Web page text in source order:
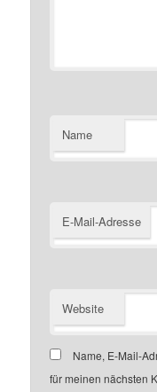
Name
E-Mail-Adresse
Website
Name, E-Mail-
für meinen nächsten